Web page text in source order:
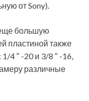
от Sony).
большую
пластиной также
4 ″ -20 и 3/8 ″ -16,
различные